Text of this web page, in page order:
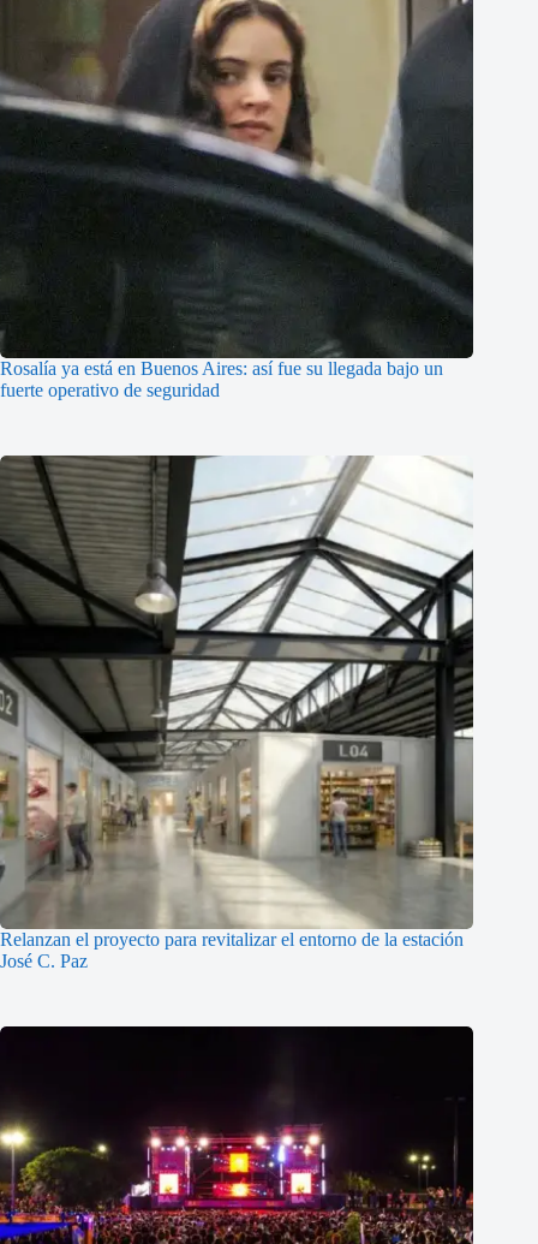
Rosalía ya está en Buenos Aires: así fue su llegada bajo un
fuerte operativo de seguridad
Relanzan el proyecto para revitalizar el entorno de la estación
José C. Paz